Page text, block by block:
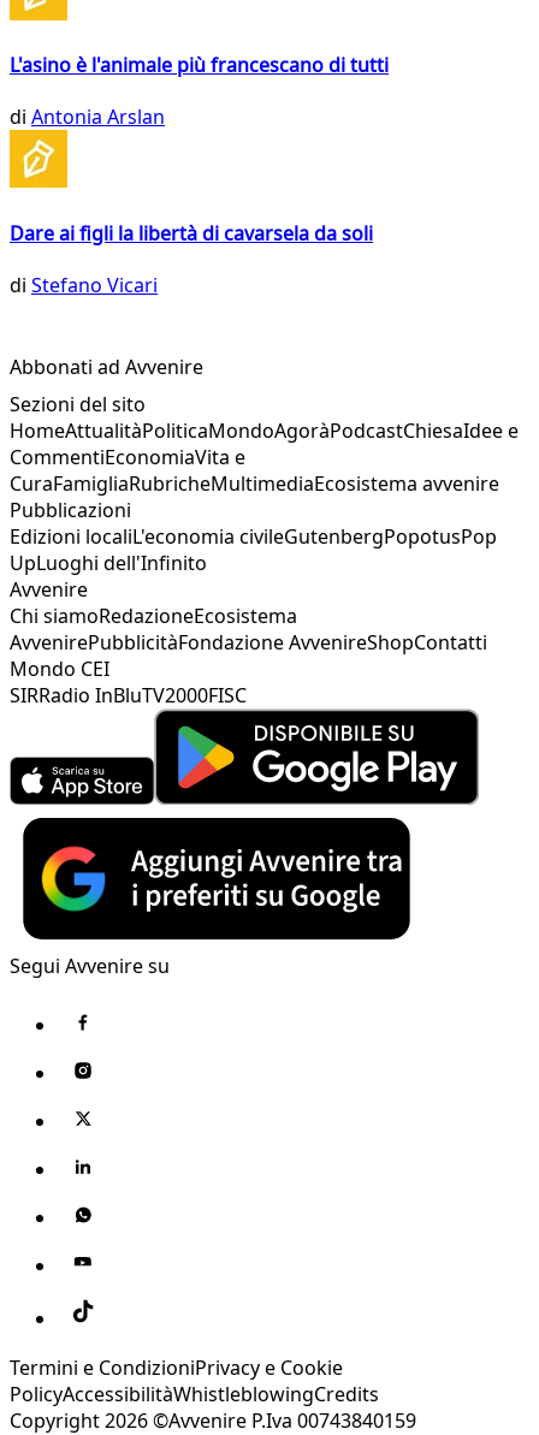
L'asino è l'animale più francescano di tutti
di Antonia Arslan
Dare ai figli la libertà di cavarsela da soli
di Stefano Vicari
Abbonati ad Avvenire
Sezioni del sito
HomeAttualitàPoliticaMondoAgoràPodcastChiesaIdee e
CommentiEconomiaVita e
CuraFamigliaRubricheMultimediaEcosistema avvenire
Pubblicazioni
Edizioni localiL'economia civileGutenbergPopotusPop
UpLuoghi dell'Infinito
Avvenire
Chi siamoRedazioneEcosistema
AvvenirePubblicitàFondazione AvvenireShopContatti
Mondo CEI
SIRRadio InBluTV2000FISC
Segui Avvenire su
Termini e CondizioniPrivacy e Cookie
PolicyAccessibilitàWhistleblowingCredits
Copyright 2026 ©Avvenire P.Iva 00743840159